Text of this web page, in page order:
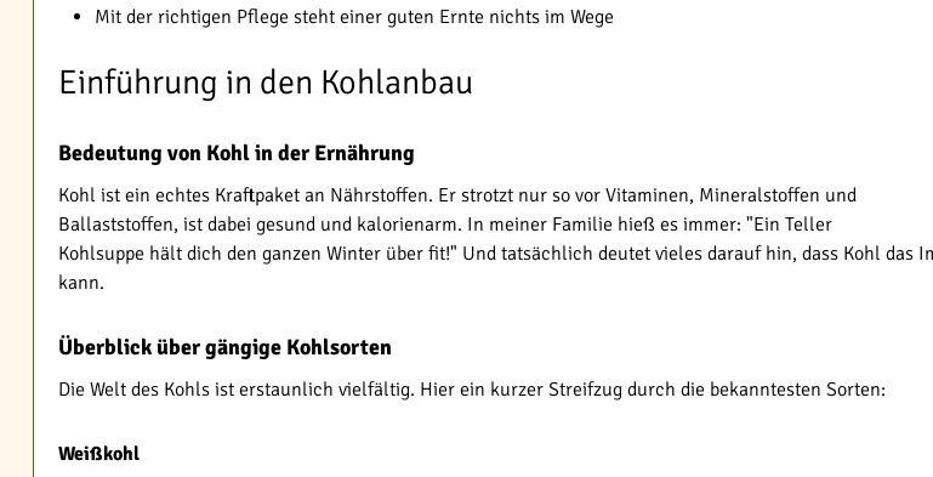
Mit der richtigen Pflege steht einer guten Ernte nichts im Wege
Einführung in den Kohlanbau
Bedeutung von Kohl in der Ernährung
Kohl ist ein echtes Kraftpaket an Nährstoffen. Er strotzt nur so vor Vitaminen, Mineralstoffen und
Ballaststoffen, ist dabei gesund und kalorienarm. In meiner Familie hieß es immer: "Ein Teller
Kohlsuppe hält dich den ganzen Winter über fit!" Und tatsächlich deutet vieles darauf hin, dass Kohl das
kann.
Überblick über gängige Kohlsorten
Die Welt des Kohls ist erstaunlich vielfältig. Hier ein kurzer Streifzug durch die bekanntesten Sorten:
Weißkohl